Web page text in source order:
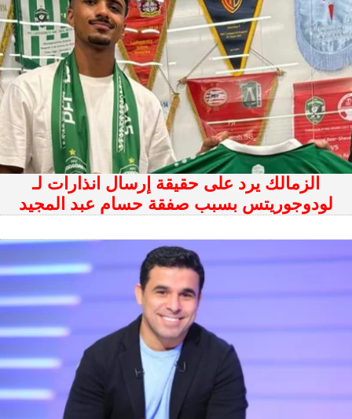
الزمالك يرد على حقيقة إرسال انذارات لـ
لودوجوريتس بسبب صفقة حسام عبد المجيد